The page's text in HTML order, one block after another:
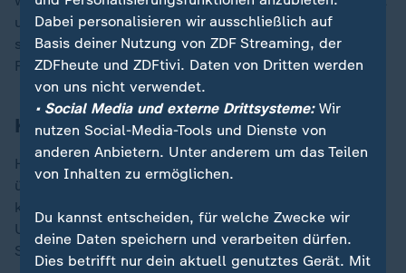
und von dort in die USA geschmuggelt. In den USA
sterben jährlich etwa 75.000 Menschen an einer
Fentanyl-Überdosis.
Kein Asyl für illegale Grenzquerer
Harris sagte zudem, dass jeder, der die Grenze illegal
überquere, in den USA kein Asyl mehr beantragen
könne. "Hart arbeitenden Migranten", die legal in die
USA kämen, solle jedoch ein Weg zur
Staatsbürgerschaft eröffnet werden.
Dabei personalisieren wir ausschließlich auf
Basis deiner Nutzung von ZDF Streaming, der
ZDFheute und ZDFtivi. Daten von Dritten werden
von uns nicht verwendet.
• Social Media und externe Drittsysteme:Wir
nutzen Social-Media-Tools und Dienste von
anderen Anbietern. Unter anderem um das Teilen
von Inhalten zu ermöglichen.
Du kannst entscheiden, für welche Zwecke wir
deine Daten speichern und verarbeiten dürfen.
Dies betrifft nur dein aktuell genutztes Gerät. Mit